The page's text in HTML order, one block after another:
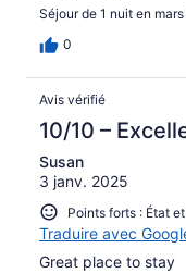
Séjour de 1 nuit en
0
Avis vérifié
10/10 –
Susan
3 janv. 2025
Points forts : État
Traduire avec
Great place to stay